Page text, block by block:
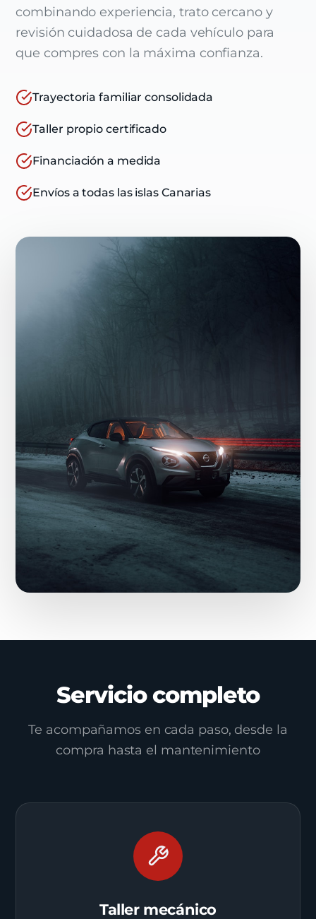
combinando experiencia, trato cercano y
revisión cuidadosa de cada vehículo para
que compres con la máxima confianza.
Trayectoria familiar consolidada
Taller propio certificado
Financiación a medida
Envíos a todas las islas Canarias
Servicio completo
Te acompañamos en cada paso, desde la
compra hasta el mantenimiento
Taller mecánico